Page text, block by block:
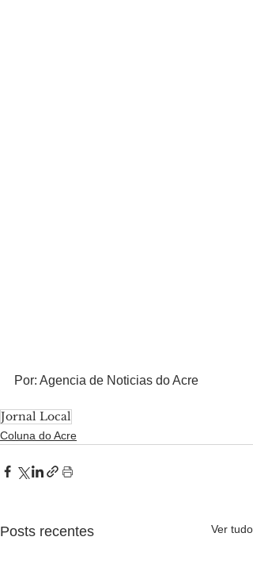
Por: Agencia de Noticias do Acre
Jornal Local
Coluna do Acre
Posts recentes Ver tudo